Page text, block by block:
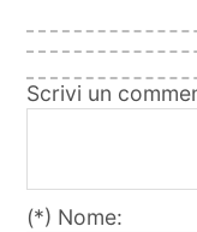
Scrivi un
(*) Nome: